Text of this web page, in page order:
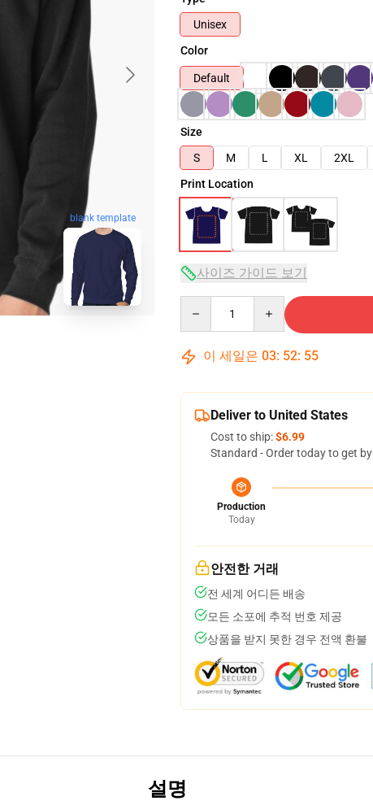
blank template
Unisex
Color
Default
Size
S
M L XL 2XL
Print Location
사이즈 가이드 보기
이 세일은 03: 52: 54
Deliver to United States
Cost to ship:$6.99
Standard - Order today to get by
Production
Today
안전한 거래
전 세계 어디든 배송
모든 소포에 추적 번호 제공
상품을 받지 못한 경우 전액 환불
설명